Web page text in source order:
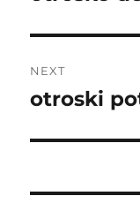
NEXT
Next
otroski